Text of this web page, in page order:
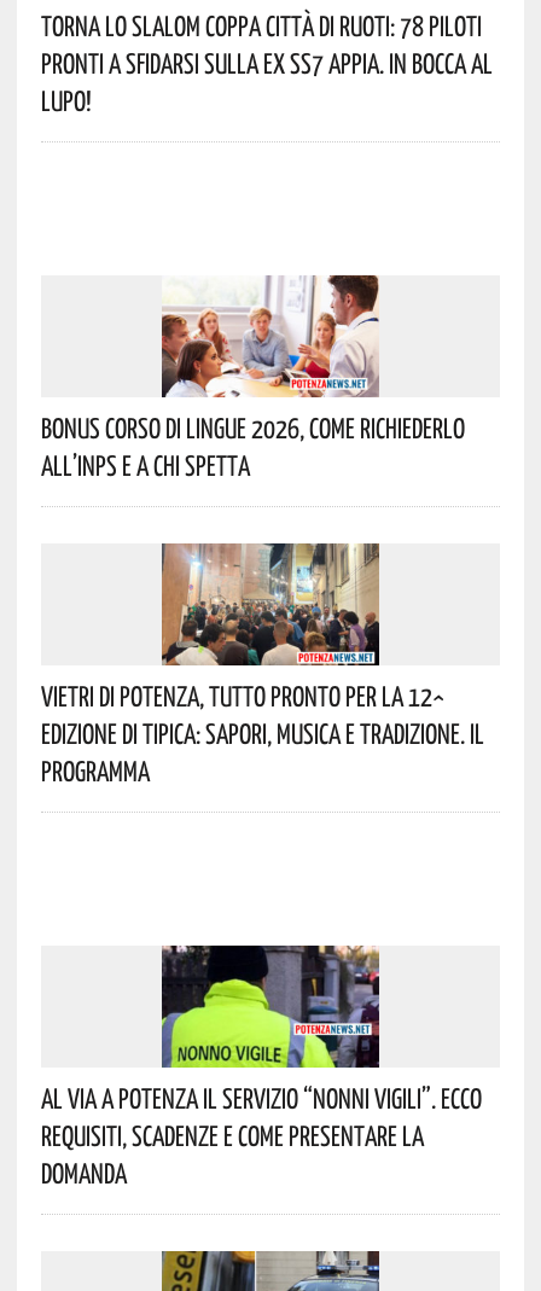
Torna Lo Slalom Coppa Città Di Ruoti: 78 Piloti
Pronti A Sfidarsi Sulla Ex SS7 Appia. In Bocca Al
Lupo!
Bonus Corso Di Lingue 2026, Come Richiederlo
All’INPS E A Chi Spetta
Vietri Di Potenza, Tutto Pronto Per La 12^
Edizione Di Tipica: Sapori, Musica E Tradizione. Il
Programma
Al Via A Potenza Il Servizio “Nonni Vigili”. Ecco
Requisiti, Scadenze E Come Presentare La
Domanda